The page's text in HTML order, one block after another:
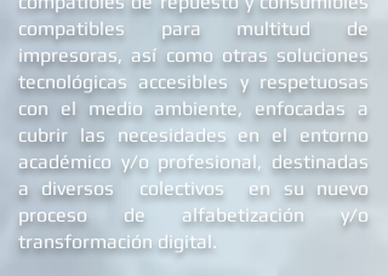
y DELL, diversos cargadores
compatibles de repuest
o y consumibles
compatibles para multitud de
impresoras, así como otras soluciones
tecnológicas accesibles y respetuosas
con el medio ambiente, enfocadas a
cubrir las necesidades en el entorno
académico y/o profesional, destinadas
a diversos colectivos en su nuevo
proceso de alfabetizació